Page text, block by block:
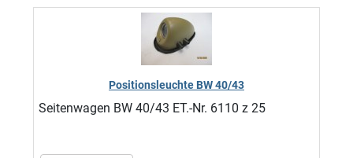
Positionsleuchte BW 40/43
Seitenwagen BW 40/43 ET.-Nr. 6110 z 25